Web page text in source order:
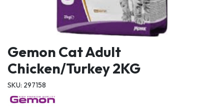
Gemon Cat Adult
Chicken/Turkey 2KG
SKU: 297158